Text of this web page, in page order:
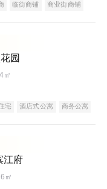
临街商铺
商业街商铺
园
㎡
宅 酒店式公寓
商务公寓
江府
㎡